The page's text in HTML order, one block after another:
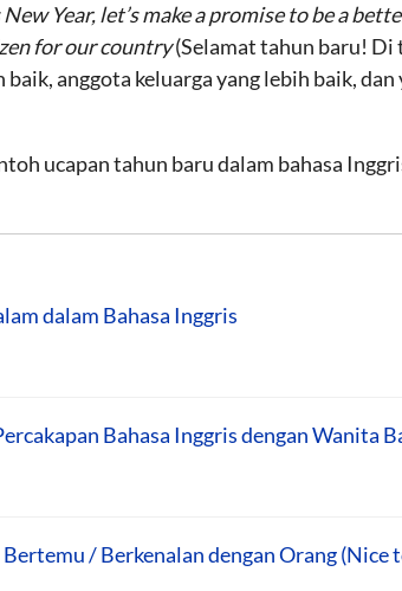
Year, let’s make a promise to be a
for our country(Selamat tahun baru!
baik, anggota keluarga yang lebih baik,
ucapan tahun baru dalam bahasa
dalam Bahasa Inggris
Bahasa Inggris dengan Wanita
/ Berkenalan dengan Orang (Nice